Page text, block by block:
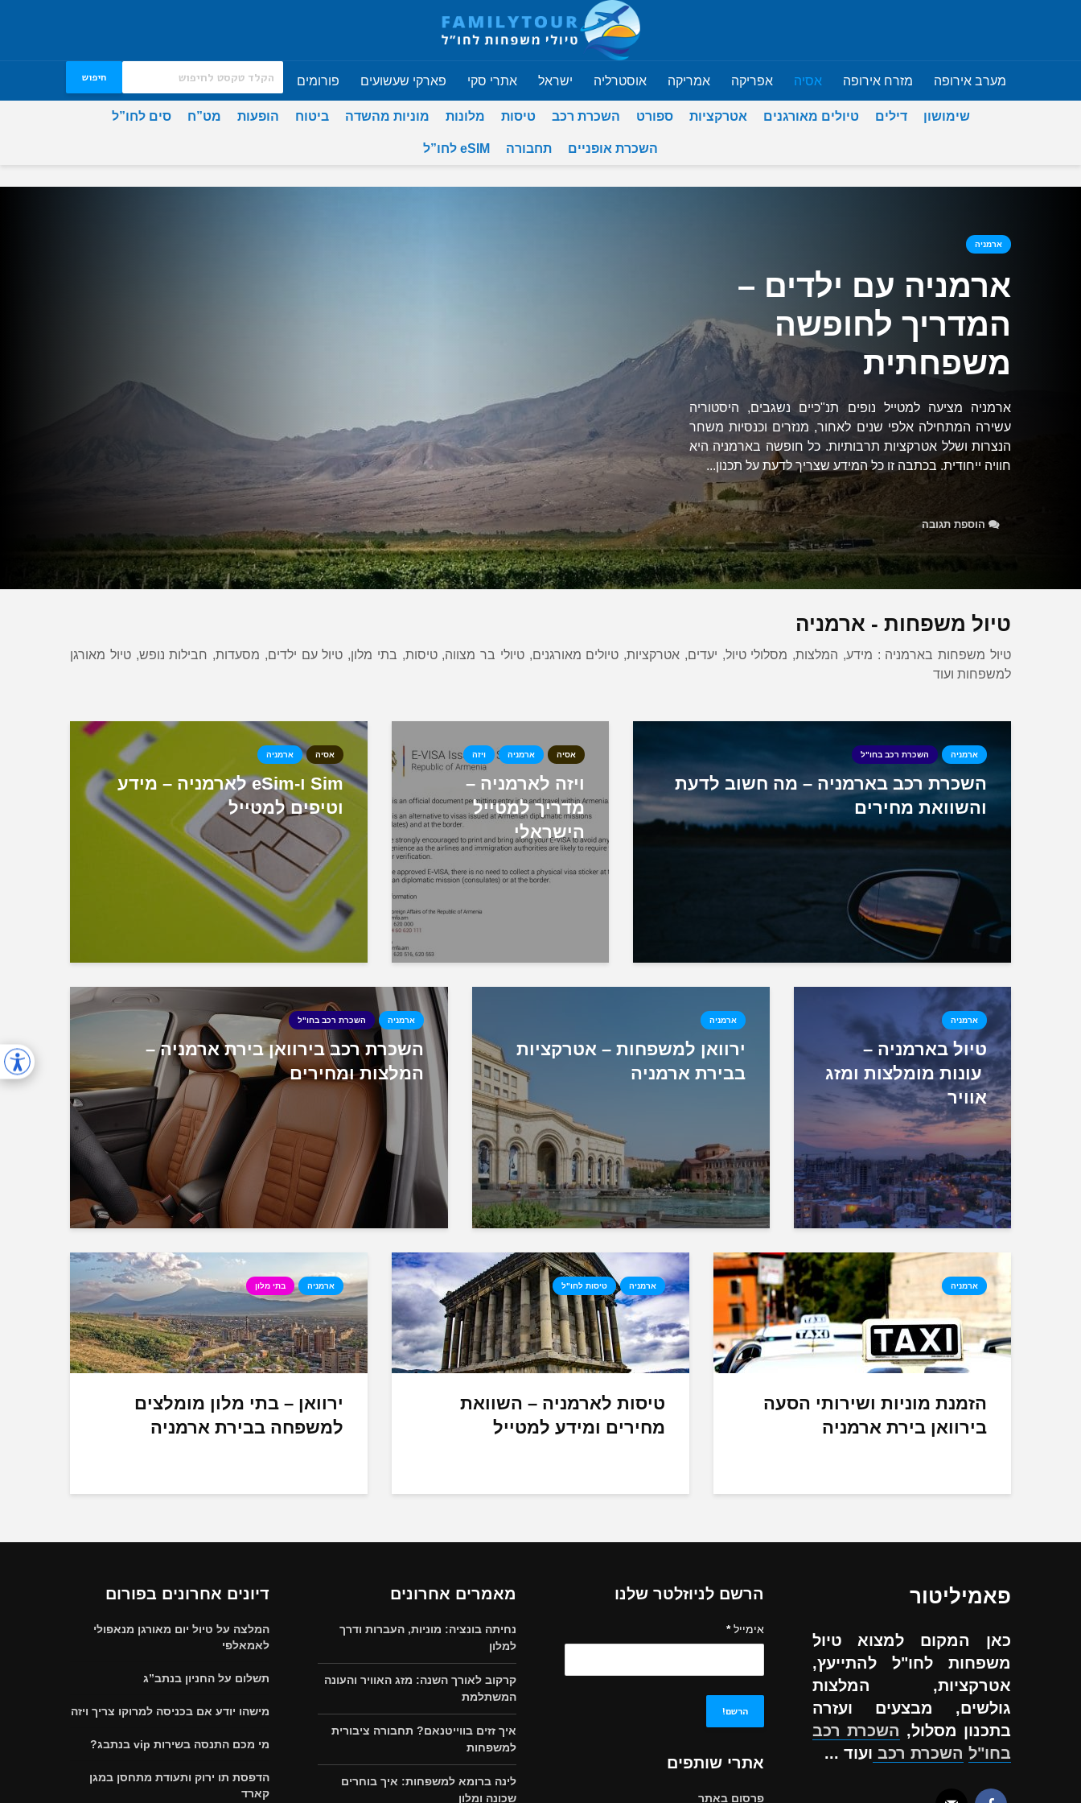
מערב אירופה מזרח אירופה אסיה אפריקה אמריקה אוסטרליה ישראל אתרי סקי פארקי שעשועים פורומים חיפוש
שימושון דילים טיולים מאורגנים אטרקציות ספורט השכרת רכב טיסות מלונות מוניות מהשדה ביטוח הופעות מט”ח סים לחו”ל
השכרת אופניים תחבורה eSIM לחו”ל
ארמניה
ארמניה עם ילדים –
המדריך לחופשה
משפחתית
ארמניה מציעה למטייל נופים תנ"כיים נשגבים, היסטוריה
עשירה המתחילה אלפי שנים לאחור, מנזרים וכנסיות משחר
הנצרות ושלל אטרקציות תרבותיות. כל חופשה בארמניה היא
חוויה ייחודית. בכתבה זו כל המידע שצריך לדעת על תכנון...
הוספת תגובה
טיול משפחות - ארמניה
טיול משפחות בארמניה : מידע, המלצות, מסלולי טיול, יעדים, אטרקציות, טיולים מאורגנים, טיולי בר מצווה, טיסות, בתי מלון, טיול עם ילדים, מסעדות, חבילות נופש, טיול מאורגן
למשפחות ועוד
ארמניה השכרת רכב בחו"ל
השכרת רכב בארמניה – מה חשוב לדעת
והשוואת מחירים
אסיה ארמניה ויזה
ויזה לארמניה –
מדריך למטייל
הישראלי
אסיה ארמניה
Sim ו-eSim לארמניה – מידע
וטיפים למטייל
ארמניה
טיול בארמניה –
עונות מומלצות ומזג
אוויר
ארמניה
ירוואן למשפחות – אטרקציות
בבירת ארמניה
ארמניה השכרת רכב בחו"ל
השכרת רכב בירוואן בירת ארמניה –
המלצות ומחירים
ארמניה
הזמנת מוניות ושירותי הסעה
בירוואן בירת ארמניה
ארמניה טיסות לחו"ל
טיסות לארמניה – השוואת
מחירים ומידע למטייל
ארמניה בתי מלון
ירוואן – בתי מלון מומלצים
למשפחה בבירת ארמניה
פאמיליטור
כאן המקום למצוא טיול
משפחות לחו"ל להתייעץ,
אטרקציות, המלצות
גולשים, מבצעים ועזרה
בתכנון מסלול, השכרת רכב
בחו"ל השכרת רכב ועוד ...
הרשם לניוזלטר שלנו
אימייל*
אתרי שותפים
פרסום באתר
מאמרים אחרונים
נחיתה בונציה: מוניות, העברות ודרך
למלון
קרקוב לאורך השנה: מזג האוויר והעונה
המשתלמת
איך זזים בווייטנאם? תחבורה ציבורית
למשפחות
לינה ברומא למשפחות: איך בוחרים
שכונה ומלון
דיונים אחרונים בפורום
המלצה על טיול יום מאורגן מנאפולי
לאמאלפי
תשלום על החניון בנתב”ג
מישהו יודע אם בכניסה למרוקו צריך ויזה
מי מכם התנסה בשירות vip בנתבג?
הדפסת תו ירוק ותעודת מתחסן במגן
קארד